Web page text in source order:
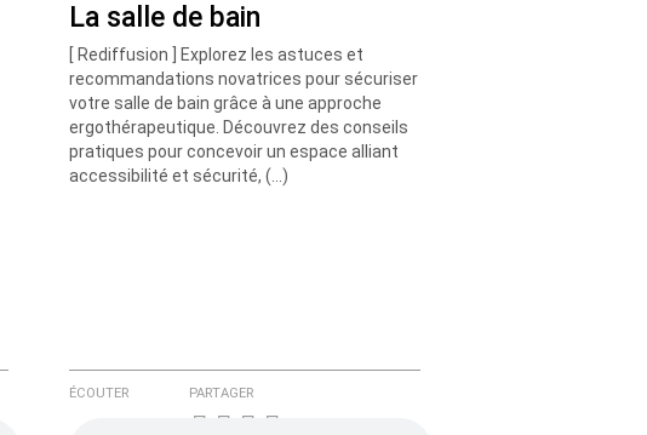
La salle de bain
[ Rediffusion ] Explorez les astuces et
recommandations novatrices pour sécuriser
votre salle de bain grâce à une approche
ergothérapeutique. Découvrez des conseils
pratiques pour concevoir un espace alliant
accessibilité et sécurité, (…)
ÉCOUTER PARTAGER